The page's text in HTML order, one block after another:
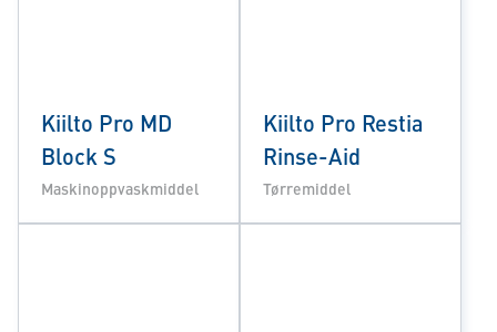
Kiilto Pro MD
Block S
Maskinoppvaskmiddel
Kiilto Pro Restia
Rinse-Aid
Tørremiddel